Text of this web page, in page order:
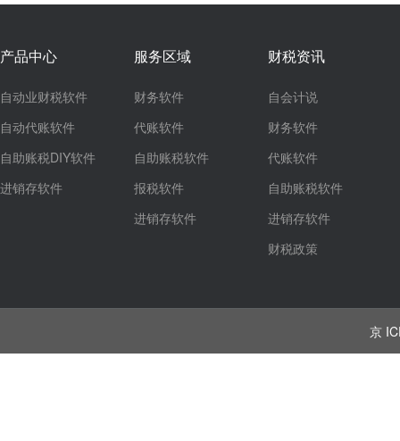
产品中心
自动业财税软件
自动代账软件
自助账税DIY软件
进销存软件
服务区域
财务软件
代账软件
自助账税软件
报税软件
进销存软件
财税资讯
自会计说
财务软件
代账软件
自助账税软件
进销存软件
财税政策
京